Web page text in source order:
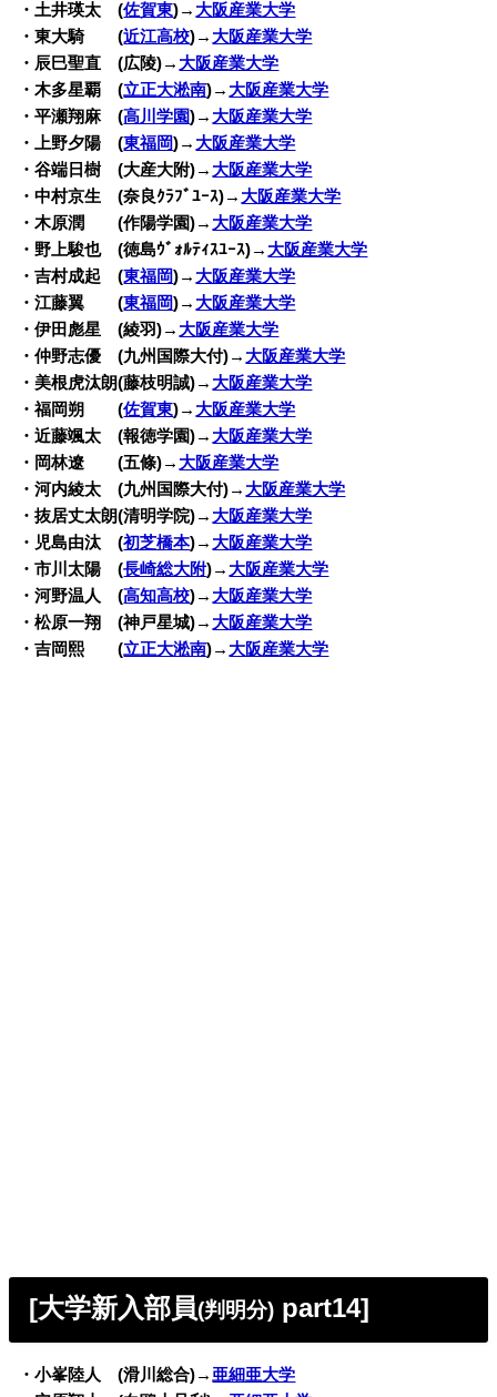
・土井瑛太 (佐賀東)→ 大阪産業大学
・東大騎 (近江高校)→ 大阪産業大学
・辰巳聖直 (広陵)→ 大阪産業大学
・木多星覇 (立正大淞南)→ 大阪産業大学
・平瀬翔麻 (高川学園)→ 大阪産業大学
・上野夕陽 (東福岡)→ 大阪産業大学
・谷端日樹 (大産大附)→ 大阪産業大学
・中村京生 (奈良ｸﾗﾌﾞﾕｰｽ)→ 大阪産業大学
・木原潤 (作陽学園)→ 大阪産業大学
・野上駿也 (徳島ｳﾞｫﾙﾃｨｽﾕｰｽ)→ 大阪産業大学
・吉村成起 (東福岡)→ 大阪産業大学
・江藤翼 (東福岡)→ 大阪産業大学
・伊田彪星 (綾羽)→ 大阪産業大学
・仲野志優 (九州国際大付)→ 大阪産業大学
・美根虎汰朗(藤枝明誠)→ 大阪産業大学
・福岡朔 (佐賀東)→ 大阪産業大学
・近藤颯太 (報徳学園)→ 大阪産業大学
・岡林遼 (五條)→ 大阪産業大学
・河内綾太 (九州国際大付)→ 大阪産業大学
・抜居丈太朗(清明学院)→ 大阪産業大学
・児島由汰 (初芝橋本)→ 大阪産業大学
・市川太陽 (長崎総大附)→ 大阪産業大学
・河野温人 (高知高校)→ 大阪産業大学
・松原一翔 (神戸星城)→ 大阪産業大学
・吉岡熙 (立正大淞南)→ 大阪産業大学
[大学新入部員(判明分) part14]
・小峯陸人 (滑川総合)→ 亜細亜大学